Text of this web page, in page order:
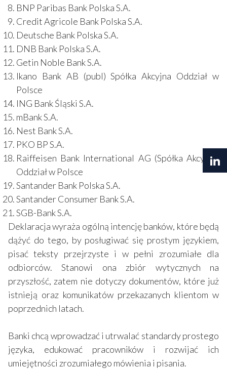
BNP Paribas Bank Polska S.A.
Credit Agricole Bank Polska S.A.
Deutsche Bank Polska S.A.
DNB Bank Polska S.A.
Getin Noble Bank S.A.
Ikano Bank AB (publ) Spółka Akcyjna Oddział w
Polsce
ING Bank Śląski S.A.
mBank S.A.
Nest Bank S.A.
PKO BP S.A.
Raiffeisen Bank International AG (Spółka Akcyjna)
Oddział w Polsce
Santander Bank Polska S.A.
Santander Consumer Bank S.A.
SGB-Bank S.A.
Deklaracja wyraża ogólną intencję banków, które będą
dążyć do tego, by posługiwać się prostym językiem,
pisać teksty przejrzyste i w pełni zrozumiałe dla
odbiorców. Stanowi ona zbiór wytycznych na
przyszłość, zatem nie dotyczy dokumentów, które już
istnieją oraz komunikatów przekazanych klientom w
poprzednich latach.
Banki chcą wprowadzać i utrwalać standardy prostego
języka, edukować pracowników i rozwijać ich
umiejętności zrozumiałego mówienia i pisania.